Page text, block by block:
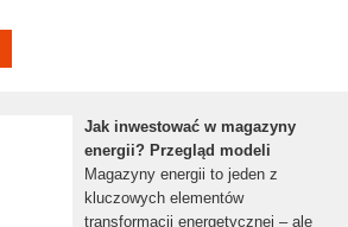
Jak inwestować w magazyny
energii? Przegląd modeli
Magazyny energii to jeden z
kluczowych elementów
transformacji energetycznej – ale